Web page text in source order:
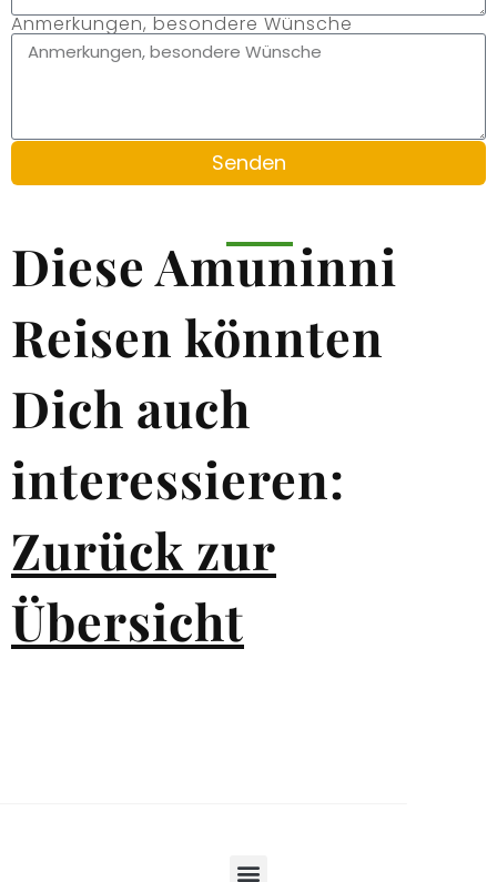
Anmerkungen, besondere Wünsche
Senden
Diese Amuninni
Reisen könnten
Dich auch
interessieren:
Zurück zur
Übersicht